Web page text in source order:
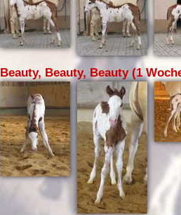
Beauty, Beauty, Beauty (1